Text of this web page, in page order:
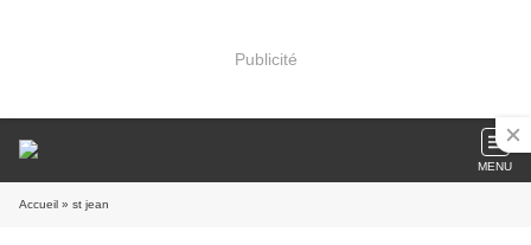
Publicité
MENU
Accueil » st jean